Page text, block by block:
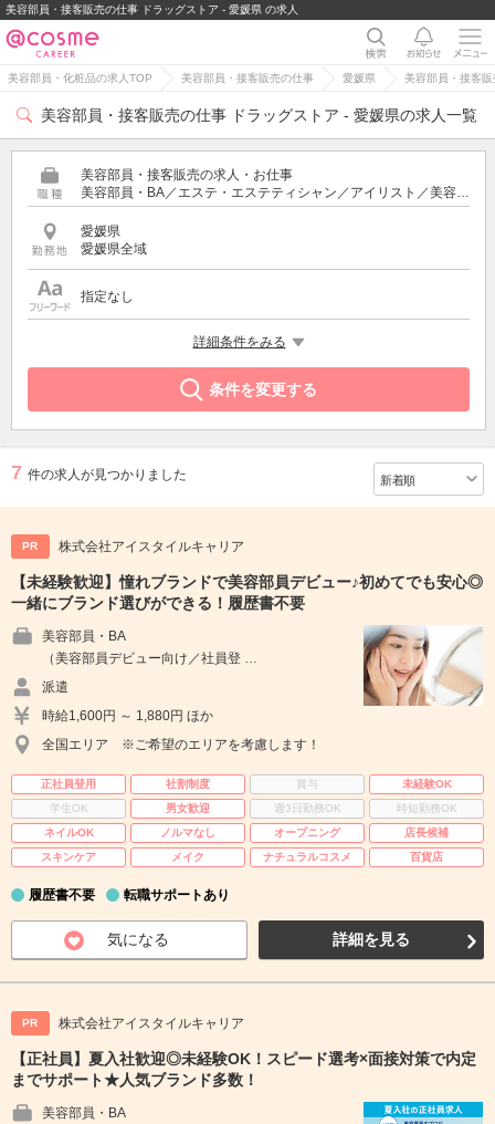
美容部員・接客販売の仕事 ドラッグストア - 愛媛県 の求人
美容部員・化粧品の求人TOP 美容部員・接客販売の仕事 愛媛県 美容部員・接客
美容部員・接客販売の仕事 ドラッグストア - 愛媛県の求人一覧
美容部員・接客販売の求人・お仕事
美容部員・BA／エステ・エステティシャン／アイリスト／美容師／受付・フロント
愛媛県
愛媛県全域
指定なし
詳細条件をみる
条件を変更する
7 件の求人が見つかりました
PR 株式会社アイスタイルキャリア
【未経験歓迎】憧れブランドで美容部員デビュー♪初めてでも安心◎
一緒にブランド選びができる！履歴書不要
美容部員・BA
（美容部員デビュー向け／社員登 …
派遣
時給1,600円 ～ 1,880円 ほか
全国エリア ※ご希望のエリアを考慮します！
正社員登用 社割制度 賞与
未経験OK
学生OK
男女歓迎 週3日勤務OK
時短勤務OK
ネイルOK
ノルマなし オープニング
店長候補
スキンケア
メイク ナチュラルコスメ 百貨店
履歴書不要 転職サポートあり
気になる 詳細を見る
PR 株式会社アイスタイルキャリア
【正社員】夏入社歓迎◎未経験OK！スピード選考×面接対策で内定
までサポート★人気ブランド多数！
美容部員・BA